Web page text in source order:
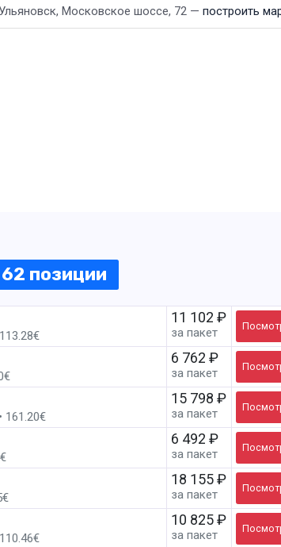
Московское шоссе, 72 — построить
62 позиции
11 102 ₽
за пакет
6 762 ₽
за пакет
161.20€
15 798 ₽
за пакет
6 492 ₽
за пакет
18 155 ₽
за пакет
10 825 ₽
за пакет